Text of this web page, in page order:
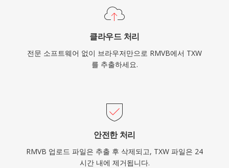
클라우드 처리
전문 소프트웨어 없이 브라우저만으로 RMVB에서 TXW
를 추출하세요.
안전한 처리
RMVB 업로드 파일은 추출 후 삭제되고, TXW 파일은 24
시간 내에 제거됩니다.